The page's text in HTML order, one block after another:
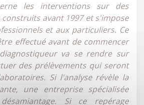
les interventions sur des
avant 1997 et s'impose
et aux particuliers. Ce
effectué avant de commencer
va se rendre sur
des prélèvements qui seront
Si l'analyse révèle la
une entreprise spécialisée
Si ce repérage